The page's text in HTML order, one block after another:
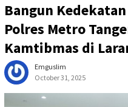
Bangun
Polres Metro
Kamtibmas di
Emguslim
October 31, 2025